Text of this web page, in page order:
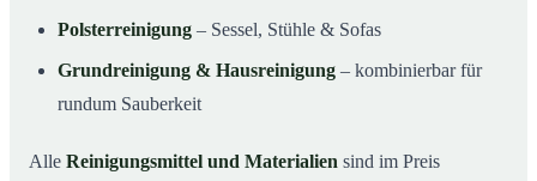
Polsterreinigung – Sessel, Stühle & Sofas
Grundreinigung & Hausreinigung – kombinierbar für
rundum Sauberkeit
Alle Reinigungsmittel und Materialien sind im Preis